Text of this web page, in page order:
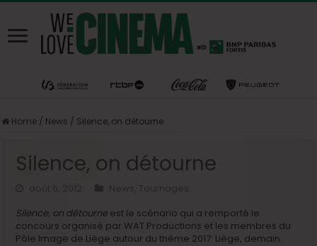
Home / News / Silence, on détourne
Silence, on détourne
Silence, on détourne est le scénario qui a remporté le
concours organisé par WAT Productions et les membres du
Pôle Image de Liège autour du thème 2017: Liège, demain.